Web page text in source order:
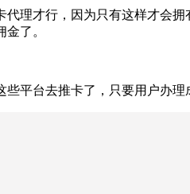
理才行，因为只有这样才会
了。
平台去推卡了，只要用户办